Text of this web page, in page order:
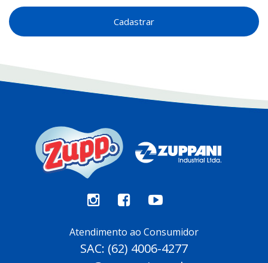
Cadastrar
Atendimento ao Consumidor
SAC: (62) 4006-4277